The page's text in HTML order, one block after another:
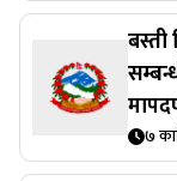
बस्ती
७